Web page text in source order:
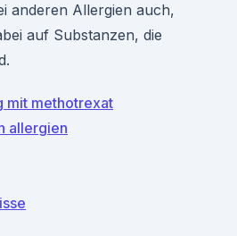
anderen Allergien auch,
auf Substanzen, die
mit methotrexat
allergien